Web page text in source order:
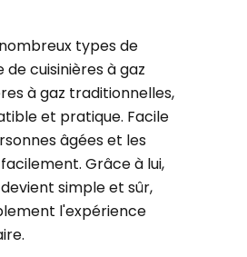
types de
de cuisinières à gaz
à gaz traditionnelles,
et pratique. Facile
âgées et les
Grâce à lui,
simple et sûr,
l'expérience